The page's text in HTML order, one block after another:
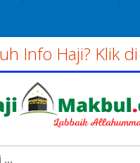
Info Haji? Klik di